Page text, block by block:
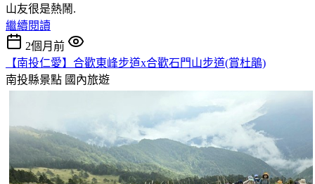
山友很是熱鬧.
繼續閱讀
2個月前
【南投仁愛】合歡東峰步道x合歡石門山步道(賞杜鵑)
南投縣景點 國內旅遊